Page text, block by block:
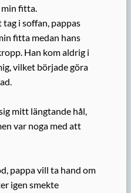
min fitta.
i soffan, pappas
fitta medan hans
Han kom aldrig i
vilket började göra
mitt längtande hål,
var noga med att
pappa vill ta hand om
igen smekte